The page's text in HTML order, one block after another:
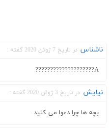
ناشناس در تاریخ 7 ژوئن 2020 گفته :
A????????????????????
نیایش در تاریخ 3 ژوئن 2020 گفته :
بچه ها چرا دعوا می کنید